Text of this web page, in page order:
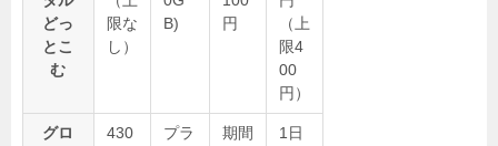
どっ
とこ
む
限な
し）
B)
円
（上
限4
00
円）
グロ
430
プラ
期間
1日